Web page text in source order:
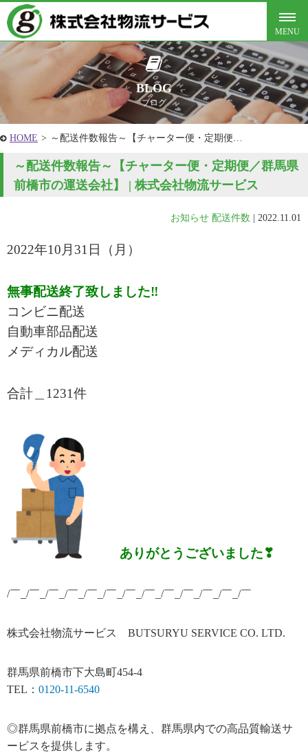
BLOG
ブログ
HOME > ～配送件数報告～【チャーター便・定期便…
～配送件数報告～【チャーター便・定期便／群馬県
前橋市の運送会社】 | 株式会社物流サービス
お知らせ 配送件数 2022.11.01
2022年10月31 日（月 ）
無事配送終了致しました‼
コンビニ配送
自動車部品配送
メディカル配送
合計＿1231件
ありがとうございました❣
/￣_/￣_/￣_/￣_/￣_/￣_/￣_/￣_/￣_/￣_/￣_/￣_/￣
株式会社物流サービス BUTSURYU SERVICE CO. LTD.
群馬県前橋市下大島町454-4
TEL： 0120-11-6540
◎群馬県前橋市に拠点を構え、群馬県内での高品質輸送サ
ービスを提供します。